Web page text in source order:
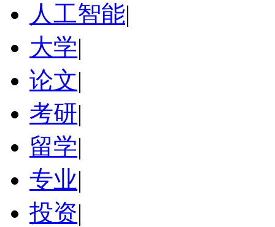
人工智能|
大学|
论文|
考研|
留学|
专业|
投资|